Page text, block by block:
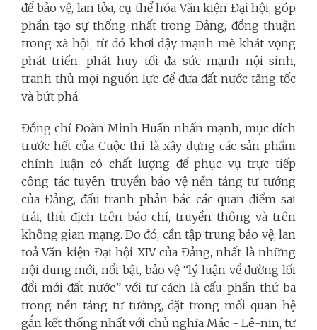
để bảo vệ, lan tỏa, cụ thể hóa Văn kiện Đại hội, góp
phần tạo sự thống nhất trong Đảng, đồng thuận
trong xã hội, từ đó khơi dậy mạnh mẽ khát vọng
phát triển, phát huy tối đa sức mạnh nội sinh,
tranh thủ mọi nguồn lực để đưa đất nước tăng tốc
và bứt phá.
Đồng chí Đoàn Minh Huấn nhấn mạnh, mục đích
trước hết của Cuộc thi là xây dựng các sản phẩm
chính luận có chất lượng để phục vụ trực tiếp
công tác tuyên truyền bảo vệ nền tảng tư tưởng
của Đảng, đấu tranh phản bác các quan điểm sai
trái, thù địch trên báo chí, truyền thông và trên
không gian mạng. Do đó, cần tập trung bảo vệ, lan
toả Văn kiện Đại hội XIV của Đảng, nhất là những
nội dung mới, nổi bật, bảo vệ “lý luận về đường lối
đổi mới đất nước” với tư cách là cấu phần thứ ba
trong nền tảng tư tưởng, đặt trong mối quan hệ
gắn kết thống nhất với chủ nghĩa Mác - Lê-nin, tư